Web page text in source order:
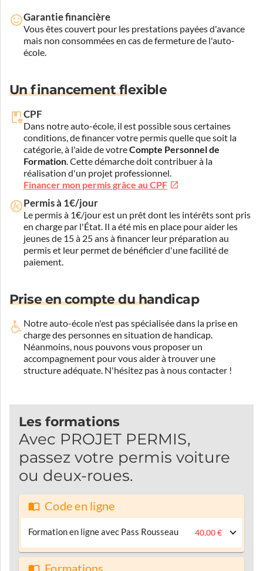
Garantie financière
Vous êtes couvert pour les prestations payées d'avance
mais non consommées en cas de fermeture de l'auto-
école.
Un financement flexible
CPF
Dans notre auto-école, il est possible sous certaines
conditions, de financer votre permis quelle que soit la
catégorie, à l'aide de votreCompte Personnel de
Formation. Cette démarche doit contribuer à la
réalisation d'un projet professionnel.
Financer mon permis grâce au CPF
Permis à 1€/jour
Le permis à 1€/jour est un prêt dont les intérêts sont pris
en charge par l'État. Il a été mis en place pour aider les
jeunes de 15 à 25 ans à financer leur préparation au
permis et leur permet de bénéficier d'une facilité de
paiement.
Prise en compte du handicap
Notre auto-école n'est pas spécialisée dans la prise en
charge des personnes en situation de handicap.
Néanmoins, nous pouvons vous proposer un
accompagnement pour vous aider à trouver une
structure adéquate. N'hésitez pas à nous contacter !
Les formations
Avec PROJET PERMIS,
passez votre permis voiture
ou deux-roues.
Code en ligne
Formation en ligne avec Pass Rousseau 40.00 €